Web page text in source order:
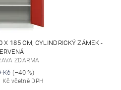
X 185 CM, CYLINDRICKÝ ZÁMEK -
ZDARMA
Kč(–40 %)
Kč včetně DPH